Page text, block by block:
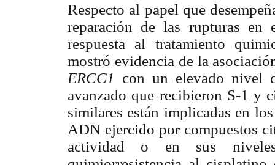
Respecto al papel que
reparación de las rupturas
respuesta al tratamiento
mostró evidencia de la
ERCC1 con un elevado nivel
avanzado que recibieron S-1 y
similares están implicadas en
ADN ejercido por compuestos
actividad o en sus